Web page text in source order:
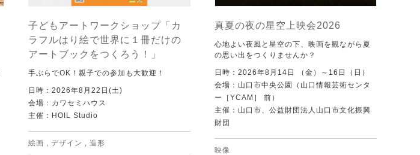
子どもアートワークショップ「カ
ラフルはり絵で世界に１冊だけの
アートブックをつくろう！」
手ぶらでOK！親子での参加も大歓迎！
日時：2026年8月22日(土)
会場：カワセミハウス
主催：HOIL Studio
絵画 デザイン 造形
真夏の夜の星空上映会2026
心地よい夜風と星空の下、映画を観ながら夏
の思い出をつくりませんか？
日時：2026年8月14日 （金）～16日（日）
会場：山口市中央公園（山口情報芸術センタ
ー［YCAM］ 前）
主催：山口市、公益財団法人山口市文化振興
財団
映像